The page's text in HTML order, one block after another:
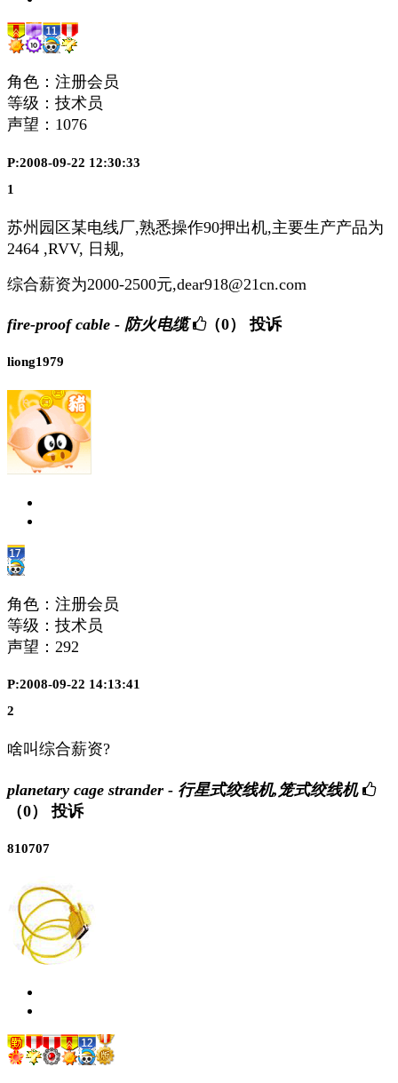
角色：注册会员
等级：技术员
声望： 1076
P:2008-09-22 12:30:33
1
苏州园区某电线厂,熟悉操作90押出机,主要生产产品为
2464 ,RVV, 日规,
综合薪资为2000-2500元,dear918@21cn.com
fire-proof cable - 防火电缆 （0） 投诉
liong1979
角色：注册会员
等级：技术员
声望： 292
P:2008-09-22 14:13:41
2
啥叫综合薪资?
planetary cage strander - 行星式绞线机,笼式绞线机
（0）
投诉
810707